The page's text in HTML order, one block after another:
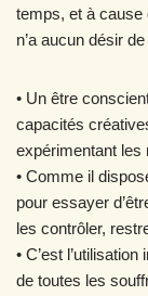
temps, et à cause
n’a aucun désir
• Un être
capacités
expérimentant les
• Comme il
pour essayer
les contrôler,
• C’est
de toutes les